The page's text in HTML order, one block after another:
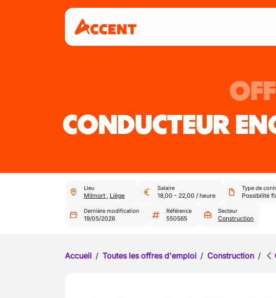
CONDUCTEUR
Lieu
Milmort , Liège
Salaire
18,00 - 22,00 / heure
Type de
Possibilité
Dernière modification
19/05/2026
Référence
550565
Secteur
Construction
Accueil / Toutes les offres d'emploi / Construction /